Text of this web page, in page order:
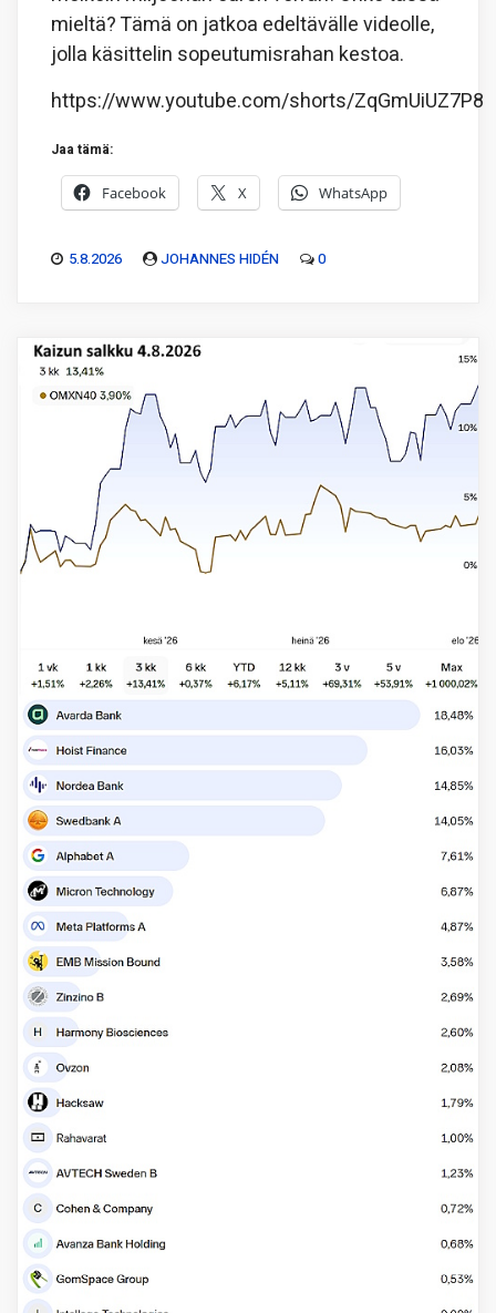
mieltä? Tämä on jatkoa edeltävälle videolle,
jolla käsittelin sopeutumisrahan kestoa.
https://www.youtube.com/shorts/ZqGmUiUZ7P8
Jaa tämä:
Facebook X WhatsApp
5.8.2026 JOHANNES HIDÉN 0